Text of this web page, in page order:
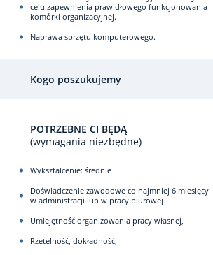
celu zapewnienia prawidłowego funkcjonowania
komórki organizacyjnej.
Naprawa sprzętu komputerowego.
Kogo poszukujemy
POTRZEBNE CI BĘDĄ
(wymagania niezbędne)
Wykształcenie: średnie
Doświadczenie zawodowe co najmniej 6 miesięcy
w administracji lub w pracy biurowej
Umiejętność organizowania pracy własnej,
Rzetelność, dokładność,